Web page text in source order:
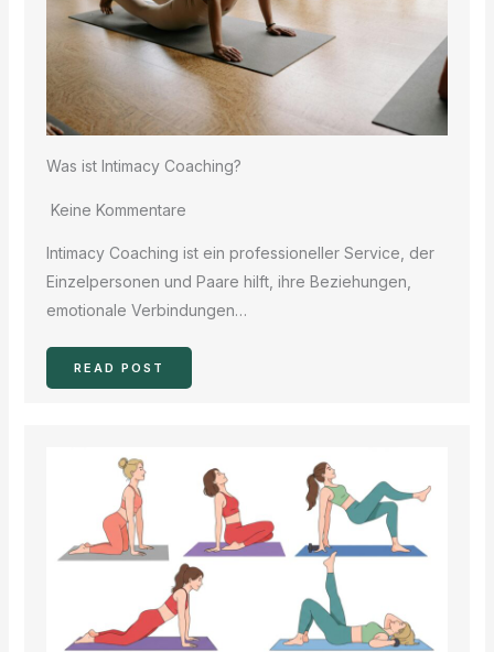
Was ist Intimacy Coaching?
Keine Kommentare
Intimacy Coaching ist ein professioneller Service, der
Einzelpersonen und Paare hilft, ihre Beziehungen,
emotionale Verbindungen…
READ POST